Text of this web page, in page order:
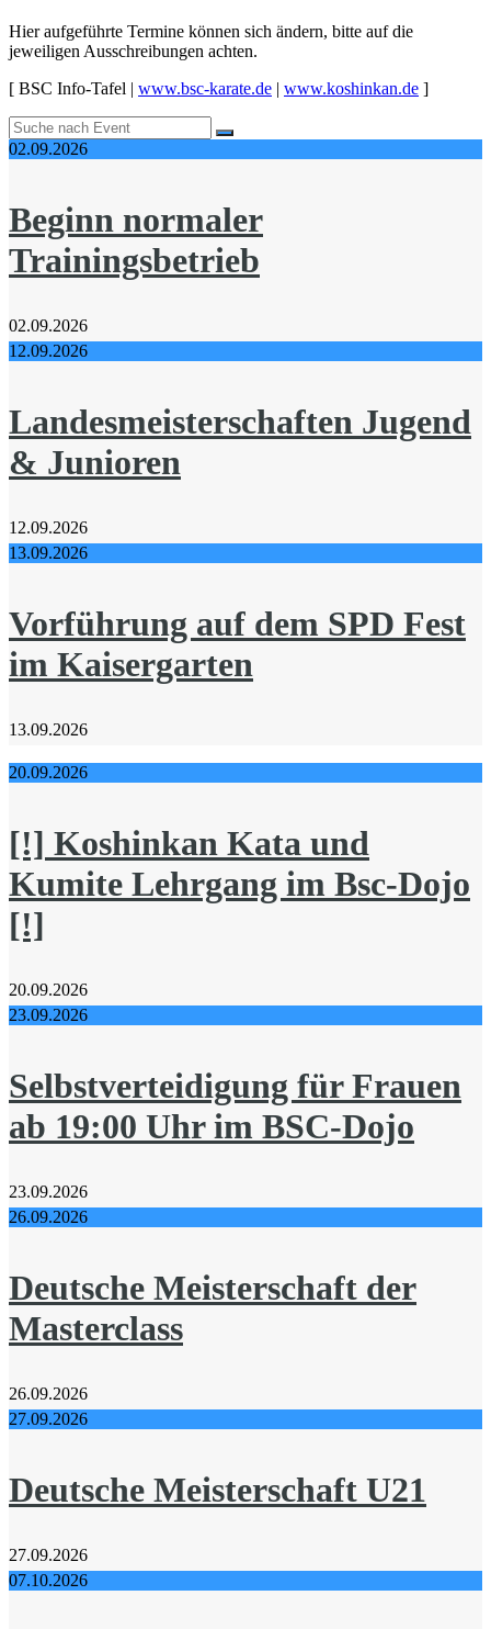
Hier aufgeführte Termine können sich ändern, bitte auf die
jeweiligen Ausschreibungen achten.
[ BSC Info-Tafel | www.bsc-karate.de | www.koshinkan.de ]
02.09.2026
Beginn normaler
Trainingsbetrieb
02.09.2026
12.09.2026
Landesmeisterschaften Jugend
& Junioren
12.09.2026
13.09.2026
Vorführung auf dem SPD Fest
im Kaisergarten
13.09.2026
20.09.2026
[!] Koshinkan Kata und
Kumite Lehrgang im Bsc-Dojo
[!]
20.09.2026
23.09.2026
Selbstverteidigung für Frauen
ab 19:00 Uhr im BSC-Dojo
23.09.2026
26.09.2026
Deutsche Meisterschaft der
Masterclass
26.09.2026
27.09.2026
Deutsche Meisterschaft U21
27.09.2026
07.10.2026